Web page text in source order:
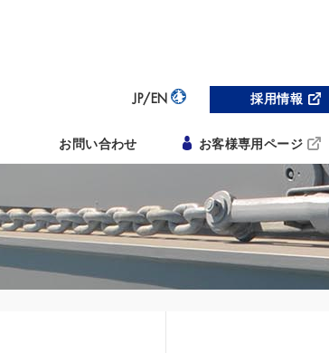
JP/EN 採用情報
お問い合わせ お客様専用ページ